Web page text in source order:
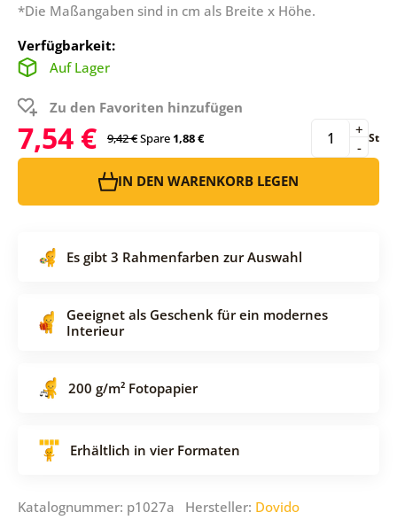
*Die Maßangaben sind in cm als Breite x Höhe.
Verfügbarkeit:
Auf Lager
Zu den Favoriten hinzufügen
7,54 € 9,42 €Spare1,88 € -
+ St
IN DEN WARENKORB LEGEN
Es gibt 3 Rahmenfarben zur Auswahl
Geeignet als Geschenk für ein modernes
Interieur
200 g/m² Fotopapier
Erhältlich in vier Formaten
Katalognummer: p1027a Hersteller: Dovido